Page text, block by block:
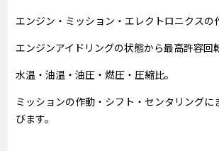
エンジン・ミッション・エレクトロニクスの
エンジンアイドリングの状態から最高許容回
水温・油温・油圧・燃圧・圧縮比。
ミッションの作動・シフト・センタリングに
びます。